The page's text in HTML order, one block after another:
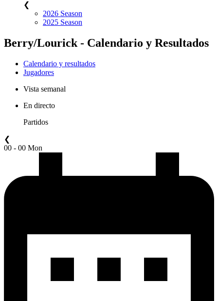
❮
2026 Season
2025 Season
Berry/Lourick - Calendario y Resultados
Calendario y resultados
Jugadores
Vista semanal
En directo
Partidos
❮
00 - 00 Mon